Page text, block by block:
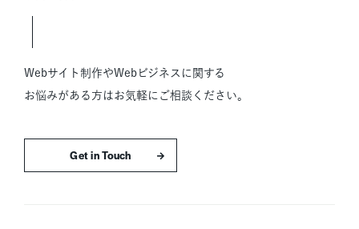
Webサイト制作やWebビジネスに関する
お悩みがある方はお気軽にご相談ください。
お問い合わせはこちら